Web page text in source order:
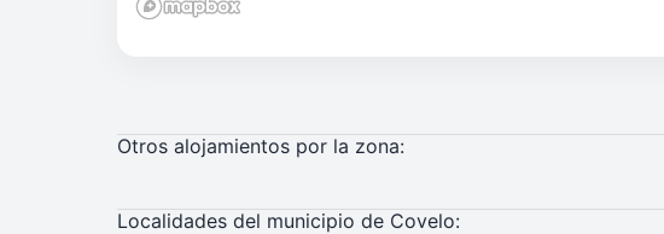
Otros alojamientos por la zona:
Localidades del municipio de Covelo: